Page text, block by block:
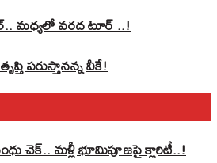
మధ్యలో వరద టూర్ ..!
పరుస్తానన్న వీకే!
చెక్.. మళ్లీ భూమిపూజపై క్లారిటీ..!